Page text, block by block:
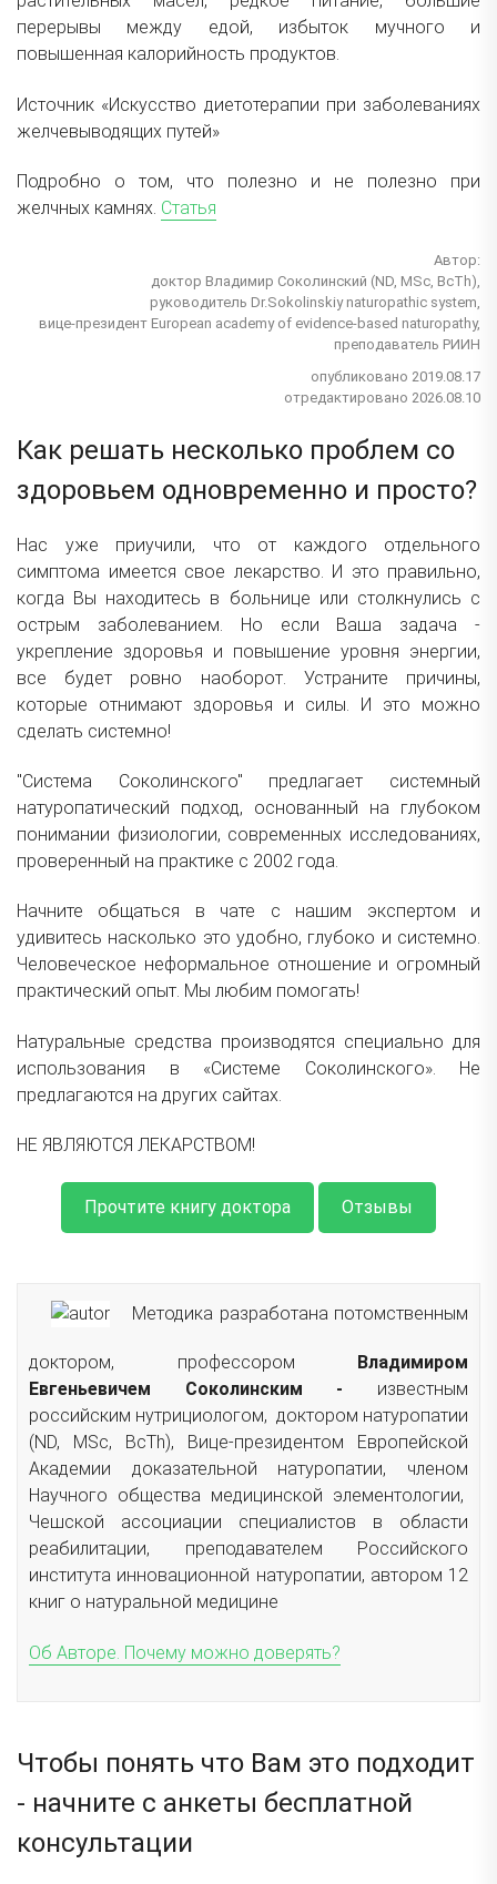
перерывы между едой, избыток мучного и
повышенная калорийность продуктов.
Источник «Искусство диетотерапии при заболеваниях
желчевыводящих путей»
Подробно о том, что полезно и не полезно при
желчных камнях. Статья
Автор:
доктор Владимир Соколинский (ND, MSc, BcTh),
руководитель Dr.Sokolinskiy naturopathic system,
вице-президент European academy of evidence-based naturopathy,
преподаватель РИИН
опубликовано 2019.08.17
отредактировано 2026.08.10
Как решать несколько проблем со
здоровьем одновременно и просто?
Нас уже приучили, что от каждого отдельного
симптома имеется свое лекарство. И это правильно,
когда Вы находитесь в больнице или столкнулись с
острым заболеванием. Но если Ваша задача -
укрепление здоровья и повышение уровня энергии,
все будет ровно наоборот. Устраните причины,
которые отнимают здоровья и силы. И это можно
сделать системно!
"Система Соколинского" предлагает системный
натуропатический подход, основанный на глубоком
понимании физиологии, современных исследованиях,
проверенный на практике с 2002 года.
Начните общаться в чате с нашим экспертом и
удивитесь насколько это удобно, глубоко и системно.
Человеческое неформальное отношение и огромный
практический опыт. Мы любим помогать!
Натуральные средства производятся специально для
использования в «Системе Соколинского». Не
предлагаются на других сайтах.
НЕ ЯВЛЯЮТСЯ ЛЕКАРСТВОМ!
Прочтите книгу доктора Отзывы
Методика разработана потомственным
доктором, профессором
Владимиром
Евгеньевичем Соколинским - известным
российским нутрициологом, доктором натуропатии
(ND, MSc, ВсTh), Вице-президентом Европейской
Академии доказательной натуропатии, членом
Научного общества медицинской элементологии,
Чешской ассоциации специалистов в области
реабилитации, преподавателем Российского
института инновационной натуропатии, автором 12
книг о натуральной медицине
Об Авторе. Почему можно доверять?
Чтобы понять что Вам это подходит
- начните с анкеты бесплатной
консультации